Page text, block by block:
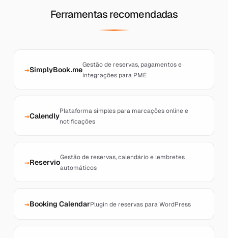
Ferramentas recomendadas
SimplyBook.me
Gestão de reservas, pagamentos e
integrações para PME
Calendly
Plataforma simples para marcações online e
notificações
Reservio
Gestão de reservas, calendário e lembretes
automáticos
Booking CalendarPlugin de reservas para WordPress